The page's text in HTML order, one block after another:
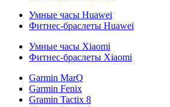
Умные часы Huawei
Фитнес-браслеты Huawei
Умные часы Xiaomi
Фитнес-браслеты Xiaomi
Garmin MarQ
Garmin Fenix
Gramin Tactix 8